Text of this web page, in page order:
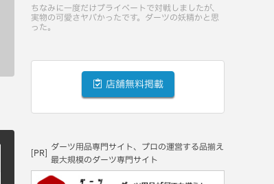
ちなみに一度だけプライベートで対戦しましたが、
実物の可愛さヤバかったです。ダーツの妖精かと思
った。
店舗無料掲載
[PR]
ダーツ用品専門サイト、プロの運営する品揃え
最大規模のダーツ専門サイト